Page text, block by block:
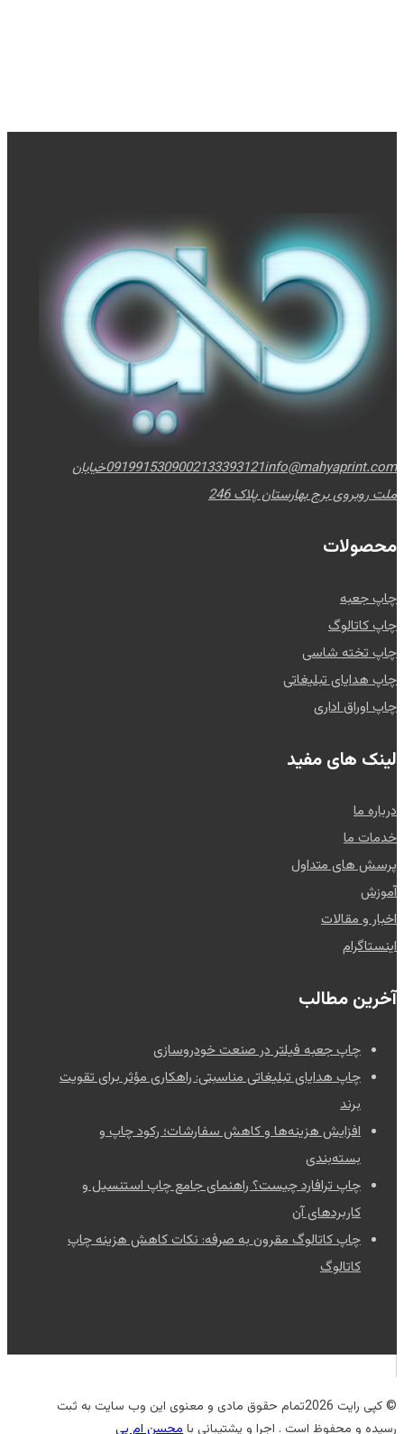
0919915309002133393121info@mahyaprint.com
خیابان
ملت روبروی برج بهارستان پلاک 246
محصولات
چاپ جعبه
چاپ کاتالوگ
چاپ تخته شاسی
چاپ هدایای تبلیغاتی
چاپ اوراق اداری
لینک های مفید
درباره ما
خدمات ما
پرسش های متداول
آموزش
اخبار و مقالات
اینستاگرام
آخرین مطالب
چاپ جعبه فیلتر در صنعت خودروسازی
چاپ هدایای تبلیغاتی مناسبتی: راهکاری مؤثر برای تقویت
برند
افزایش هزینه‌ها و کاهش سفارشات؛ رکود چاپ و
بسته‌بندی
چاپ ترافارد چیست؟ راهنمای جامع چاپ استنسیل و
کاربردهای آن
چاپ کاتالوگ مقرون به صرفه: نکات کاهش هزینه چاپ
کاتالوگ
© کپی رایت 2026تمام حقوق مادی و معنوی این وب سایت به ثبت
رسیده و محفوظ است . اجرا و پشتیبانی بامحسن ام پی